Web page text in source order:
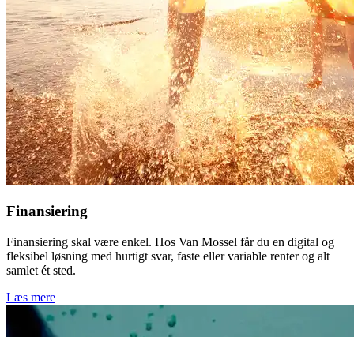
Finansiering
Finansiering skal være enkel. Hos Van Mossel får du en digital og
fleksibel løsning med hurtigt svar, faste eller variable renter og alt
samlet ét sted.
Læs mere